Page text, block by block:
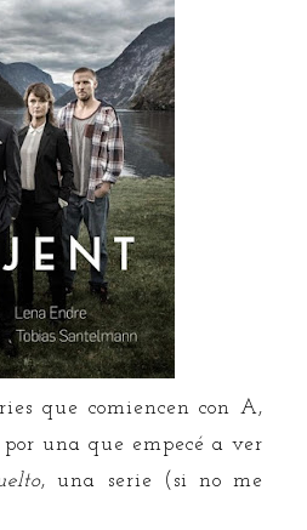
que comiencen con A,
una que empecé a ver
, una serie (si no me